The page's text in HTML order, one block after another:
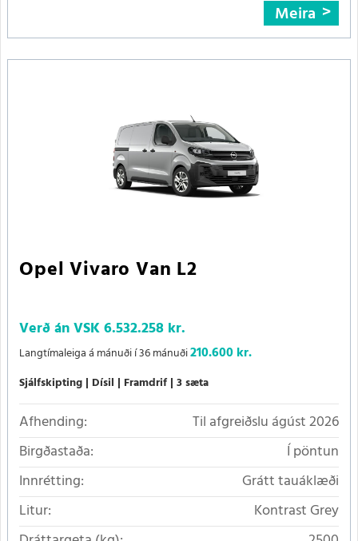
Meira
Opel Vivaro Van L2
Verð án VSK6.532.258 kr.
Langtímaleiga á mánuði í 36 mánuði210.600 kr.
Sjálfskipting Dísil Framdrif 3 sæta
Afhending:
Til afgreiðslu ágúst 2026
Birgðastaða:
Í pöntun
Innrétting:
Grátt tauáklæði
Litur:
Kontrast Grey